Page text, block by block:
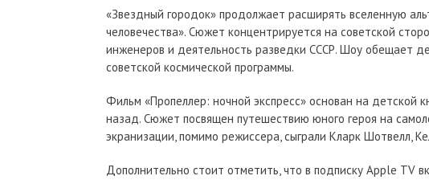
«Звездный городок» продолжает расширять вселенную
человечества». Сюжет концентрируется на советской
инженеров и деятельность разведки СССР. Шоу обещает
советской космической программы.
Фильм «Пропеллер: ночной экспресс» основан на детской
назад. Сюжет посвящен путешествию юного героя на
экранизации, помимо режиссера, сыграли Кларк Шотвелл,
Дополнительно стоит отметить, что в подписку Apple TV